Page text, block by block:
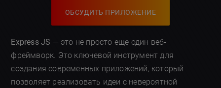
ОБСУДИТЬ ПРИЛОЖЕНИЕ
Express JS — это не просто еще один веб-
фреймворк. Это ключевой инструмент для
создания современных приложений, который
позволяет реализовать идеи с невероятной